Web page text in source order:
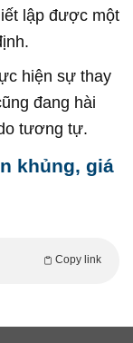
lập được một
hiện sự thay
đang hài
tương tự.
khủng, giá
Copy link